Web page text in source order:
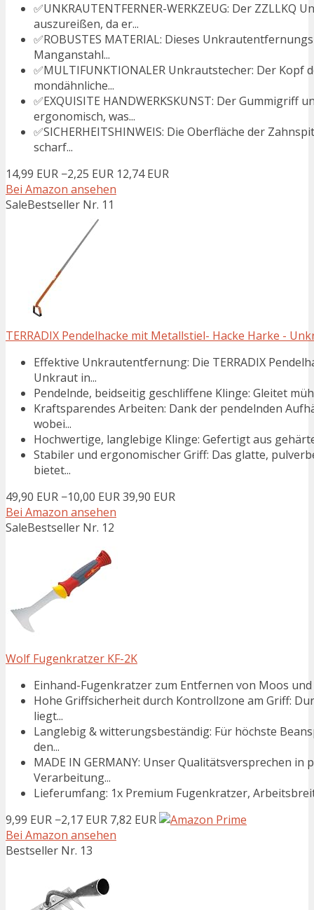
✅UNKRAUTENTFERNER-WERKZEUG: Der
auszureißen, da er...
✅ROBUSTES MATERIAL: Dieses
Manganstahl...
✅MULTIFUNKTIONALER Unkrautstecher: Der
mondähnliche...
✅EXQUISITE HANDWERKSKUNST: Der
ergonomisch, was...
✅SICHERHEITSHINWEIS: Die Oberfläche der
scharf...
14,99 EUR −2,25 EUR 12,74 EUR
Bei Amazon ansehen
SaleBestseller Nr. 11
TERRADIX Pendelhacke mit Metallstiel- Hacke Harke -
Effektive Unkrautentfernung: Die TERRADIX
Unkraut in...
Pendelnde, beidseitig geschliffene Klinge: Gleitet
Kraftsparendes Arbeiten: Dank der pendelnden
wobei...
Hochwertige, langlebige Klinge: Gefertigt aus
Stabiler und ergonomischer Griff: Das glatte,
bietet...
49,90 EUR −10,00 EUR39,90 EUR
Bei Amazon ansehen
SaleBestseller Nr. 12
Wolf Fugenkratzer KF-2K
Einhand-Fugenkratzer zum Entfernen von Moos
Hohe Griffsicherheit durch Kontrollzone am Griff:
liegt...
Langlebig & witterungsbeständig: Für höchste
den...
MADE IN GERMANY: Unser Qualitätsversprechen
Verarbeitung...
Lieferumfang: 1x Premium Fugenkratzer,
9,99 EUR −2,17 EUR 7,82 EUR
Bei Amazon ansehen
Bestseller Nr. 13